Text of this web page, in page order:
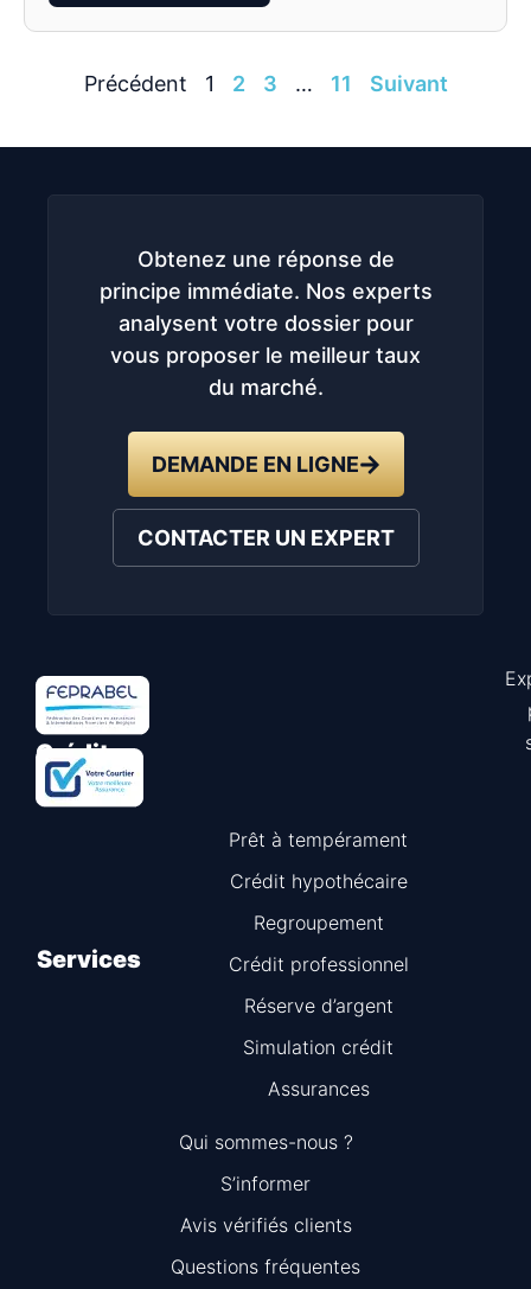
Précédent 1 2 3 … 11 Suivant
Obtenez une réponse de
principe immédiate. Nos experts
analysent votre dossier pour
vous proposer le meilleur taux
du marché.
DEMANDE EN LIGNE
CONTACTER UN EXPERT
Astuce
Crédit
Services
Prêt à tempérament
Crédit hypothécaire
Regroupement
Crédit professionnel
Réserve d’argent
Simulation crédit
Assurances
Information
Qui sommes-nous ?
S’informer
Avis vérifiés clients
Questions fréquentes